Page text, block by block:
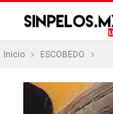
Inicio ESCOBEDO